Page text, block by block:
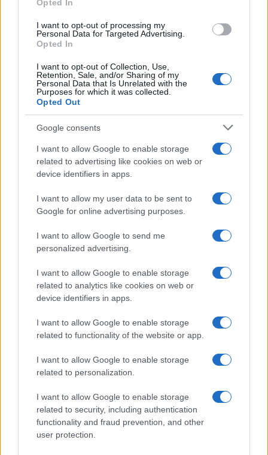
grant or deny consent to Google and its third-party tags to
consent section.
Opted In
I want to opt-out of processing my
Personal Data for Targeted Advertising.
Opted In
I want to opt-out of Collection, Use,
Retention, Sale, and/or Sharing of my
Personal Data that Is Unrelated with the
Purposes for which it was collected.
Opted Out
Google consents
I want to allow Google to enable storage
related to advertising like cookies on web or
device identifiers in apps.
I want to allow my user data to be sent to
Google for online advertising purposes.
I want to allow Google to send me
personalized advertising.
I want to allow Google to enable storage
related to analytics like cookies on web or
device identifiers in apps.
I want to allow Google to enable storage
related to functionality of the website or app.
I want to allow Google to enable storage
related to personalization.
I want to allow Google to enable storage
related to security, including authentication
functionality and fraud prevention, and other
user protection.